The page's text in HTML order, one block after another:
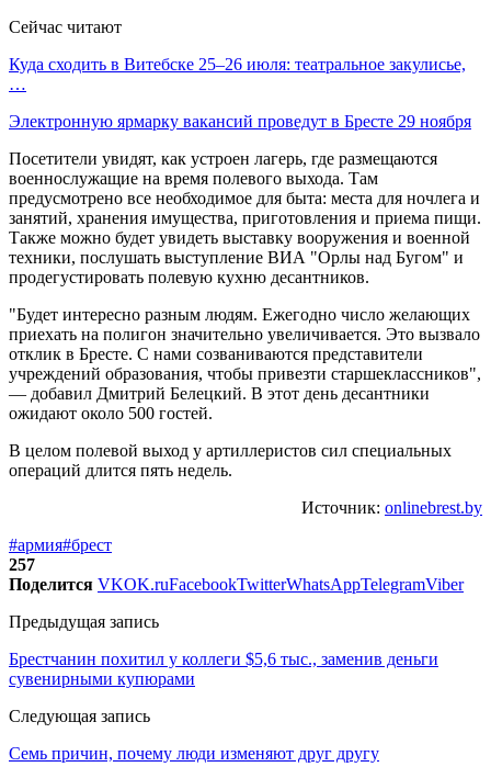
Сейчас читают
Куда сходить в Витебске 25–26 июля: театральное закулисье,
…
Электронную ярмарку вакансий проведут в Бресте 29 ноября
Посетители увидят, как устроен лагерь, где размещаются
военнослужащие на время полевого выхода. Там
предусмотрено все необходимое для быта: места для ночлега и
занятий, хранения имущества, приготовления и приема пищи.
Также можно будет увидеть выставку вооружения и военной
техники, послушать выступление ВИА "Орлы над Бугом" и
продегустировать полевую кухню десантников.
"Будет интересно разным людям. Ежегодно число желающих
приехать на полигон значительно увеличивается. Это вызвало
отклик в Бресте. С нами созваниваются представители
учреждений образования, чтобы привезти старшеклассников",
— добавил Дмитрий Белецкий. В этот день десантники
ожидают около 500 гостей.
В целом полевой выход у артиллеристов сил специальных
операций длится пять недель.
Источник: onlinebrest.by
#армия#брест
257
Поделится VKOK.ruFacebookTwitterWhatsAppTelegramViber
Предыдущая запись
Брестчанин похитил у коллеги $5,6 тыс., заменив деньги
сувенирными купюрами
Следующая запись
Семь причин, почему люди изменяют друг другу